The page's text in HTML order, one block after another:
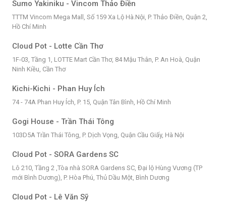
Sumo Yakiniku - Vincom Thảo Điền
TTTM Vincom Mega Mall, Số 159 Xa Lộ Hà.Nội, P. Thảo Điền, Quận 2,
Hồ Chí Minh
Cloud Pot - Lotte Cần Thơ
1F-03, Tầng 1, LOTTE Mart Cần Thơ, 84 Mậu Thân, P. An Hoà, Quận
Ninh Kiều, Cần Thơ
Kichi-Kichi - Phan Huy Ích
74 - 74A Phan Huy Ích, P. 15, Quận Tân Bình, Hồ Chí Minh
Gogi House - Trần Thái Tông
103D5A Trần Thái Tông, P. Dịch Vọng, Quận Cầu Giấy, Hà Nội
Cloud Pot - SORA Gardens SC
Lô 210, Tầng 2 ,Tòa nhà SORA Gardens SC, Đại lộ Hùng Vương (TP
mới Bình Dương), P. Hòa Phú, Thủ Dầu Một, Bình Dương
Cloud Pot - Lê Văn Sỹ